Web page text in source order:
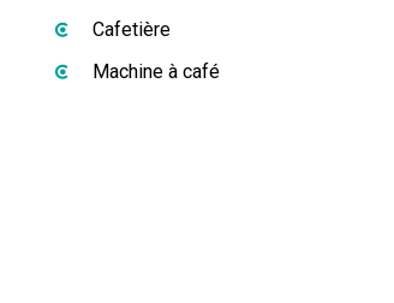
Cafetière
Machine à café